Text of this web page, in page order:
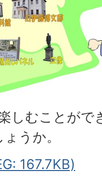
しむことがで
うか。
167.7KB)